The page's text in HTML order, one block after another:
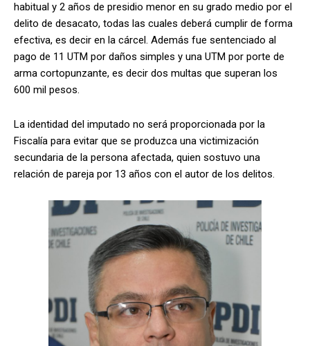
habitual y 2 años de presidio menor en su grado medio por el
delito de desacato, todas las cuales deberá cumplir de forma
efectiva, es decir en la cárcel. Además fue sentenciado al
pago de 11 UTM por daños simples y una UTM por porte de
arma cortopunzante, es decir dos multas que superan los
600 mil pesos.
La identidad del imputado no será proporcionada por la
Fiscalía para evitar que se produzca una victimización
secundaria de la persona afectada, quien sostuvo una
relación de pareja por 13 años con el autor de los delitos.